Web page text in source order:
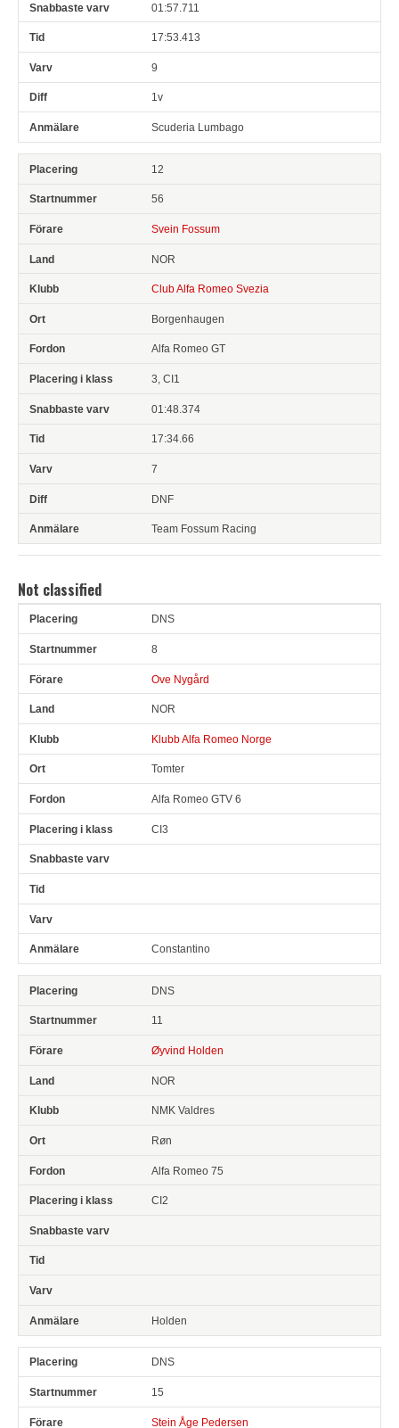
01:57.711
17:53.413
9
1v
Scuderia Lumbago
12
56
Svein Fossum
NOR
Club Alfa Romeo Svezia
Borgenhaugen
Alfa Romeo GT
3, CI1
01:48.374
17:34.66
7
DNF
Team Fossum Racing
Not classified
Pl Snr Land
DNS
8
Ove Nygård
NOR
Klubb Alfa Romeo Norge
Tomter
Alfa Romeo GTV 6
CI3
Constantino
DNS
11
Øyvind Holden
NOR
NMK Valdres
Røn
Alfa Romeo 75
CI2
Holden
DNS
15
Stein Åge Pedersen